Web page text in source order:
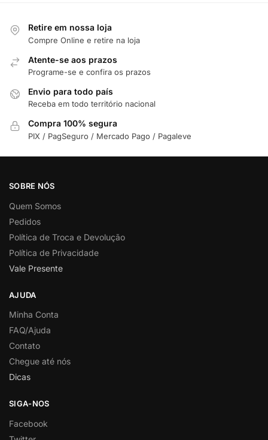
Retire em nossa loja
Compre Online e retire na loja
Atente-se aos prazos
Programe-se e confira os prazos
Envio para todo país
Receba em todo território nacional
Compra 100% segura
PIX / PagSeguro / Mercado Pago / Pagaleve
SOBRE NÓS
Quem Somos
Pedidos
Política de Troca e Devolução
Política de Privacidade
Vale Presente
AJUDA
Minha Conta
FAQ/Ajuda
Contato
Chegue até nós
Dicas
SIGA-NOS
Facebook